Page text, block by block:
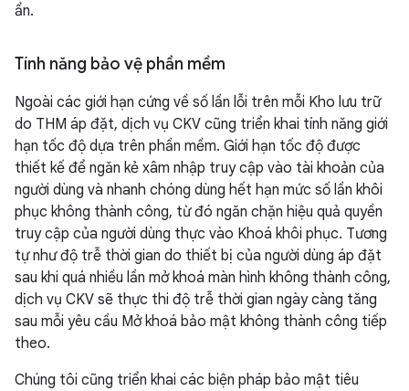
ẩn.
Tính năng bảo vệ phần mềm
Ngoài các giới hạn cứng về số lần lỗi trên mỗi Kho lưu trữ
do THM áp đặt, dịch vụ CKV cũng triển khai tính năng giới
hạn tốc độ dựa trên phần mềm. Giới hạn tốc độ được
thiết kế để ngăn kẻ xâm nhập truy cập vào tài khoản của
người dùng và nhanh chóng dùng hết hạn mức số lần khôi
phục không thành công, từ đó ngăn chặn hiệu quả quyền
truy cập của người dùng thực vào Khoá khôi phục. Tương
tự như độ trễ thời gian do thiết bị của người dùng áp đặt
sau khi quá nhiều lần mở khoá màn hình không thành công,
dịch vụ CKV sẽ thực thi độ trễ thời gian ngày càng tăng
sau mỗi yêu cầu Mở khoá bảo mật không thành công tiếp
theo.
Chúng tôi cũng triển khai các biện pháp bảo mật tiêu